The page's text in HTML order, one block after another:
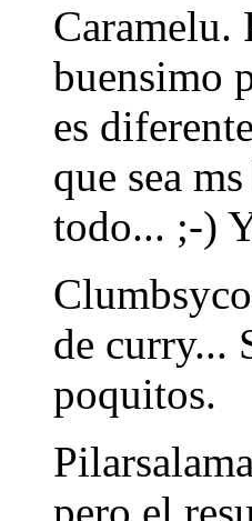
Caramelu.
buensimo
es
que sea
todo... ;-)
de curry...
poquitos.
pero el